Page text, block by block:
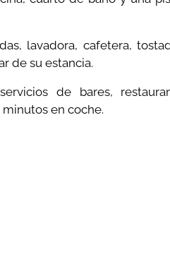
lavadora, cafetera,
de su estancia.
de bares,
en coche.